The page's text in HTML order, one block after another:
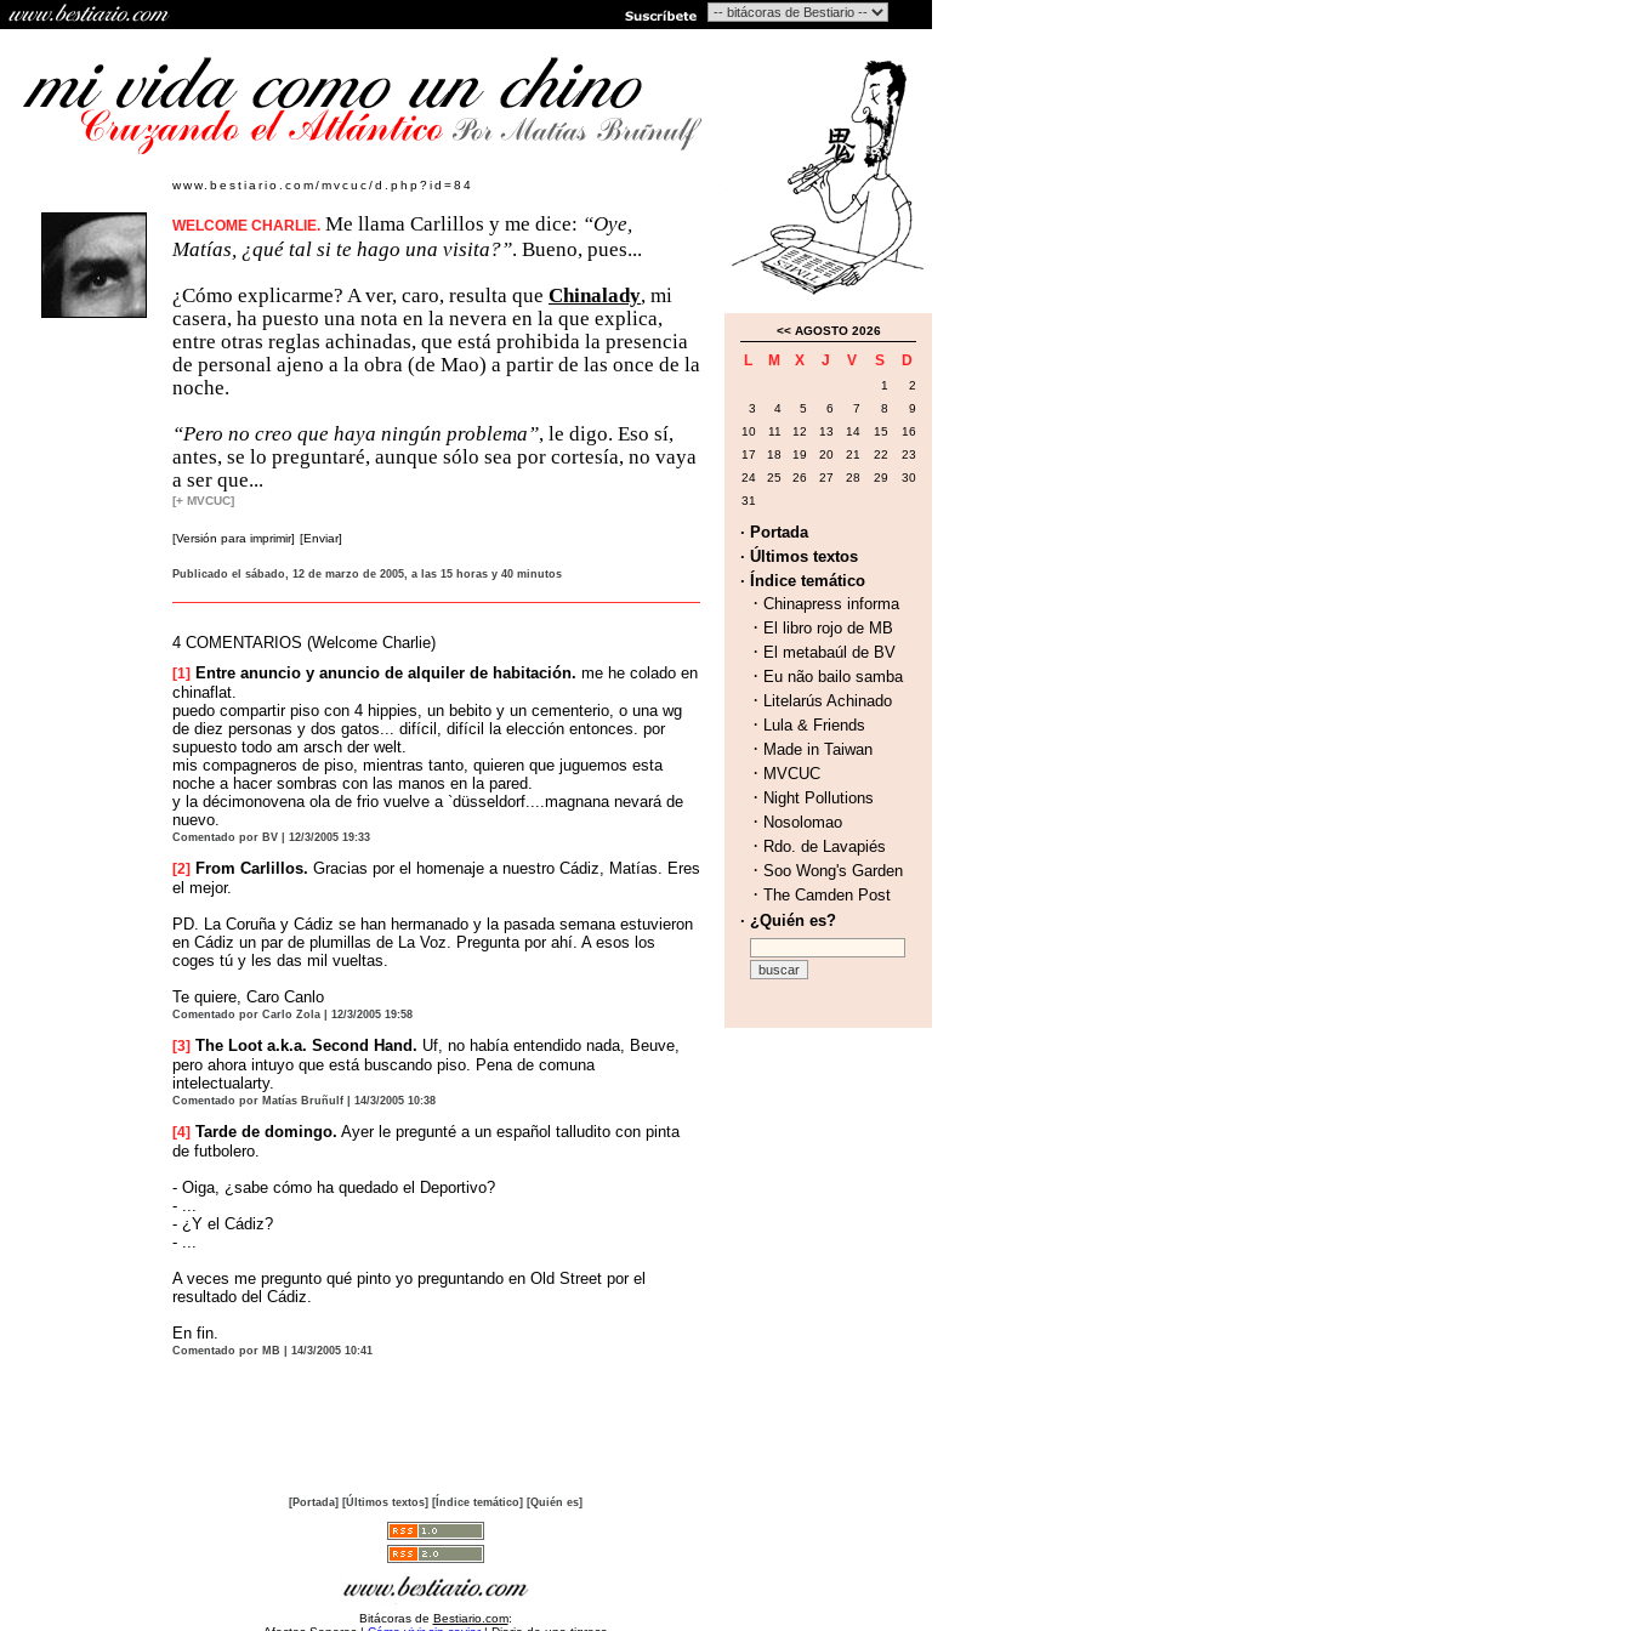
www.bestiario.com/mvcuc/d.php?id=84
WELCOME CHARLIE. Me llama Carlillos y me dice: “Oye,
Matías, ¿qué tal si te hago una visita?”. Bueno, pues...
¿Cómo explicarme? A ver, caro, resulta que Chinalady, mi
casera, ha puesto una nota en la nevera en la que explica,
entre otras reglas achinadas, que está prohibida la presencia
de personal ajeno a la obra (de Mao) a partir de las once de la
noche.
“Pero no creo que haya ningún problema”, le digo. Eso sí,
antes, se lo preguntaré, aunque sólo sea por cortesía, no vaya
a ser que...
[+ MVCUC]
[Versión para imprimir] [Enviar]
Publicado el sábado, 12 de marzo de 2005, a las 15 horas y 40 minutos
4 COMENTARIOS (Welcome Charlie)
[1] Entre anuncio y anuncio de alquiler de habitación. me he colado en
chinaflat.
puedo compartir piso con 4 hippies, un bebito y un cementerio, o una wg
de diez personas y dos gatos... difícil, difícil la elección entonces. por
supuesto todo am arsch der welt.
mis compagneros de piso, mientras tanto, quieren que juguemos esta
noche a hacer sombras con las manos en la pared.
y la décimonovena ola de frio vuelve a `düsseldorf....magnana nevará de
nuevo.
Comentado por BV | 12/3/2005 19:33
[2] From Carlillos. Gracias por el homenaje a nuestro Cádiz, Matías. Eres
el mejor.
PD. La Coruña y Cádiz se han hermanado y la pasada semana estuvieron
en Cádiz un par de plumillas de La Voz. Pregunta por ahí. A esos los
coges tú y les das mil vueltas.
Te quiere, Caro Canlo
Comentado por Carlo Zola | 12/3/2005 19:58
[3] The Loot a.k.a. Second Hand. Uf, no había entendido nada, Beuve,
pero ahora intuyo que está buscando piso. Pena de comuna
intelectualarty.
Comentado por Matías Bruñulf | 14/3/2005 10:38
[4] Tarde de domingo. Ayer le pregunté a un español talludito con pinta
de futbolero.
- Oiga, ¿sabe cómo ha quedado el Deportivo?
- ...
- ¿Y el Cádiz?
- ...
A veces me pregunto qué pinto yo preguntando en Old Street por el
resultado del Cádiz.
En fin.
Comentado por MB | 14/3/2005 10:41
<< AGOSTO 2026
L M X J V S D
1
2
3
4 5 6 7 8
9
10
11 12 13 14 15
16
17
18 19 20 21 22
23
24
25 26 27 28 29
30
31
· Portada
· Últimos textos
· Índice temático
· Chinapress informa
· El libro rojo de MB
· El metabaúl de BV
· Eu não bailo samba
· Litelarús Achinado
· Lula & Friends
· Made in Taiwan
· MVCUC
· Night Pollutions
· Nosolomao
· Rdo. de Lavapiés
· Soo Wong's Garden
· The Camden Post
· ¿Quién es?
[Portada] [Últimos textos] [Índice temático] [Quién es]
Bitácoras de Bestiario.com: